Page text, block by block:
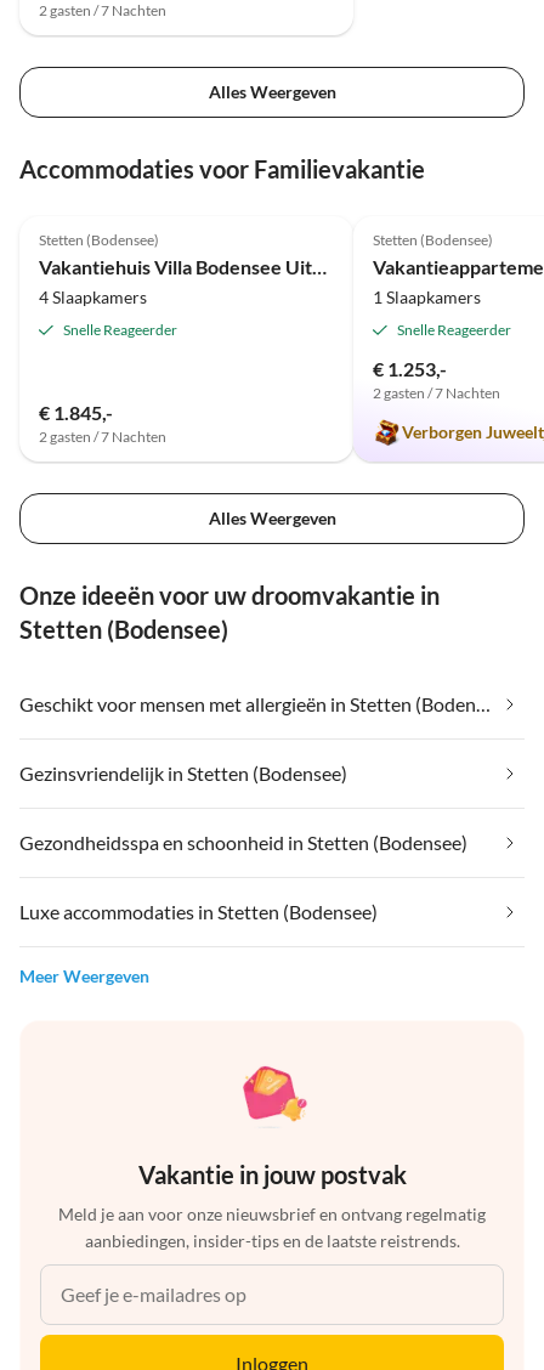
2 gasten / 7 Nachten
Alles Weergeven
Accommodaties voor Familievakantie
Prijs voor 2025
Stetten (Bodensee)
Vakantiehuis Villa Bodensee Uitzicht
4 Slaapkamers
Snelle Reageerder
€ 1.845,-
2 gasten / 7 Nachten
Stetten (Bodensee)
1 Slaapkamers
Snelle Reageerder
€ 1.253,-
2 gasten / 7 Nachten
Verborgen
Alles Weergeven
Onze ideeën voor uw droomvakantie in
Stetten (Bodensee)
Geschikt voor mensen met allergieën in Stetten (Bodensee)
Gezinsvriendelijk in Stetten (Bodensee)
Gezondheidsspa en schoonheid in Stetten (Bodensee)
Luxe accommodaties in Stetten (Bodensee)
Meer Weergeven
Vakantie in jouw postvak
Meld je aan voor onze nieuwsbrief en ontvang regelmatig
aanbiedingen, insider-tips en de laatste reistrends.
Inloggen